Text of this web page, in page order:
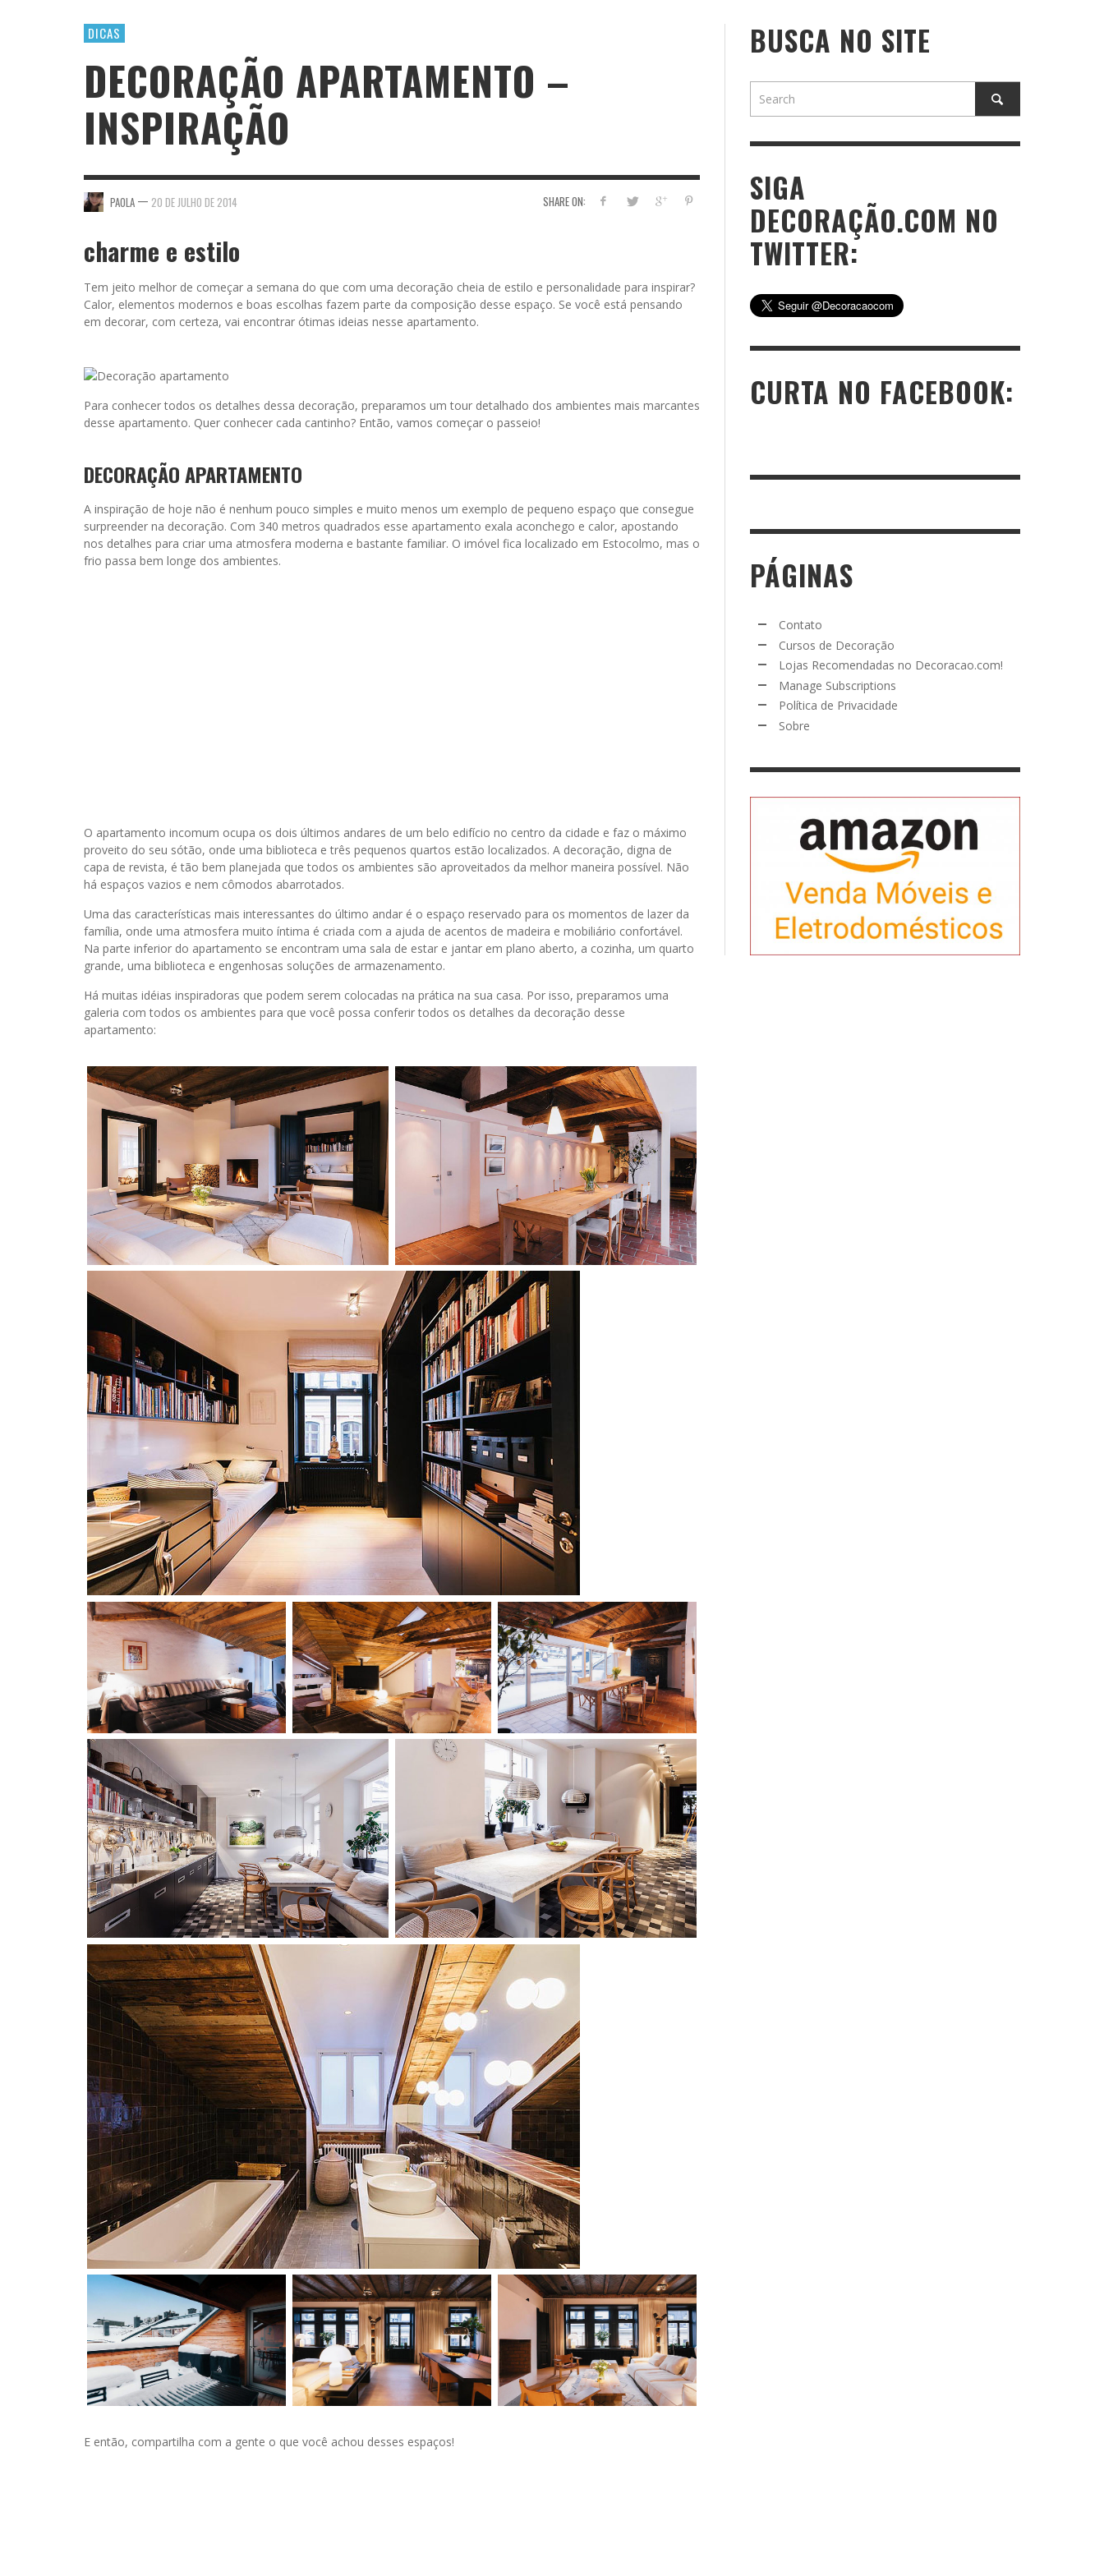
DICAS
DECORAÇÃO APARTAMENTO –
INSPIRAÇÃO
SHARE ON:
PAOLA — 20 DE JULHO DE 2014
charme e estilo
Tem jeito melhor de começar a semana do que com uma decoração cheia de estilo e personalidade para inspirar?
Calor, elementos modernos e boas escolhas fazem parte da composição desse espaço. Se você está pensando
em decorar, com certeza, vai encontrar ótimas ideias nesse apartamento.
Para conhecer todos os detalhes dessa decoração, preparamos um tour detalhado dos ambientes mais marcantes
desse apartamento. Quer conhecer cada cantinho? Então, vamos começar o passeio!
DECORAÇÃO APARTAMENTO
A inspiração de hoje não é nenhum pouco simples e muito menos um exemplo de pequeno espaço que consegue
surpreender na decoração. Com 340 metros quadrados esse apartamento exala aconchego e calor, apostando
nos detalhes para criar uma atmosfera moderna e bastante familiar. O imóvel fica localizado em Estocolmo, mas o
frio passa bem longe dos ambientes.
O apartamento incomum ocupa os dois últimos andares de um belo edifício no centro da cidade e faz o máximo
proveito do seu sótão, onde uma biblioteca e três pequenos quartos estão localizados. A decoração, digna de
capa de revista, é tão bem planejada que todos os ambientes são aproveitados da melhor maneira possível. Não
há espaços vazios e nem cômodos abarrotados.
Uma das características mais interessantes do último andar é o espaço reservado para os momentos de lazer da
família, onde uma atmosfera muito íntima é criada com a ajuda de acentos de madeira e mobiliário confortável.
Na parte inferior do apartamento se encontram uma sala de estar e jantar em plano aberto, a cozinha, um quarto
grande, uma biblioteca e engenhosas soluções de armazenamento.
Há muitas idéias inspiradoras que podem serem colocadas na prática na sua casa. Por isso, preparamos uma
galeria com todos os ambientes para que você possa conferir todos os detalhes da decoração desse
apartamento:
E então, compartilha com a gente o que você achou desses espaços!
BUSCA NO SITE
SIGA
DECORAÇÃO.COM NO
TWITTER:
CURTA NO FACEBOOK:
PÁGINAS
Contato
Cursos de Decoração
Lojas Recomendadas no Decoracao.com!
Manage Subscriptions
Política de Privacidade
Sobre